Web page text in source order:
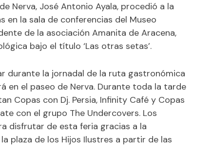
Nerva, José Antonio Ayala, procedió a la
en la sala de conferencias del Museo
de la asociación Amanita de Aracena,
bajo el título ‘Las otras setas’.
durante la jornadal de la ruta gastronómica
en el paseo de Nerva. Durante toda la tarde
Copas con Dj. Persia, Infinity Café y Copas
con el grupo The Undercovers. Los
disfrutar de esta feria gracias a la
plaza de los Hijos Ilustres a partir de las